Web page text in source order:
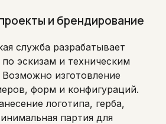
и брендирование
служба разрабатывает
эскизам и техническим
Возможно изготовление
форм и конфигураций.
логотипа, герба,
партия для